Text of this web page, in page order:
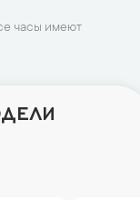
часы имеют